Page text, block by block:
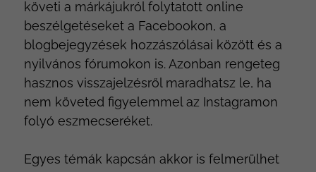
követi a márkájukról folytatott online
beszélgetéseket a Facebookon, a
blogbejegyzések hozzászólásai között és a
nyilvános fórumokon is. Azonban rengeteg
hasznos visszajelzésről maradhatsz le, ha
nem követed figyelemmel az Instagramon
folyó eszmecseréket.
Egyes témák kapcsán akkor is felmerülhet